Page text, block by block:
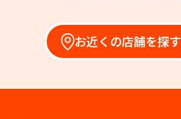
お近くの店舗を探す